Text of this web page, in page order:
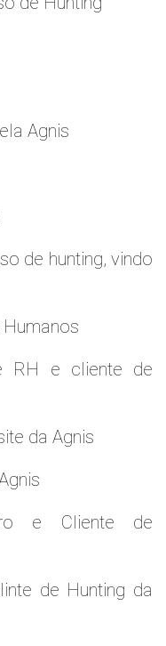
Agnis
de hunting, vindo
RH e cliente de
da Agnis
e Cliente de
de Hunting da